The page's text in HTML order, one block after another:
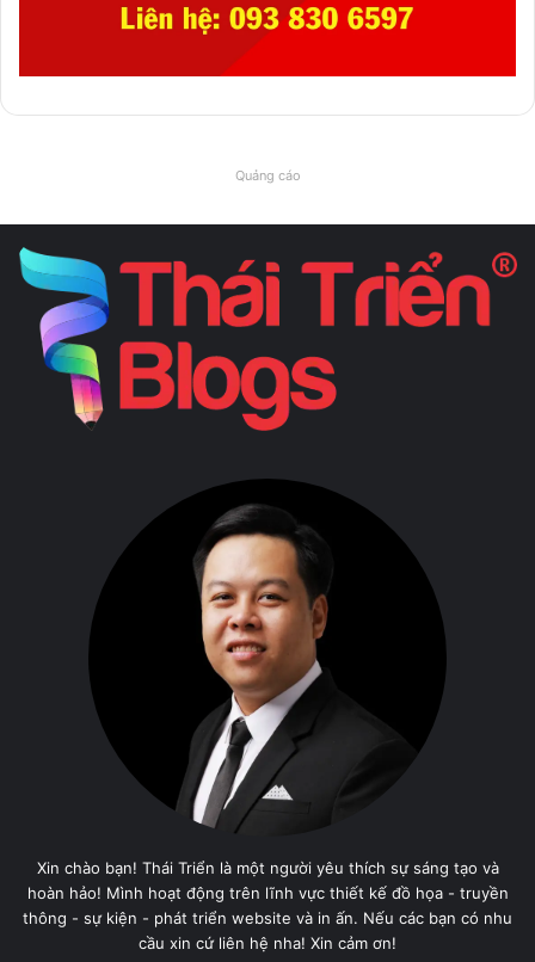
Quảng cáo
Xin chào bạn! Thái Triển là một người yêu thích sự sáng tạo và
hoàn hảo! Mình hoạt động trên lĩnh vực thiết kế đồ họa - truyền
thông - sự kiện - phát triển website và in ấn. Nếu các bạn có nhu
cầu xin cứ liên hệ nha! Xin cảm ơn!